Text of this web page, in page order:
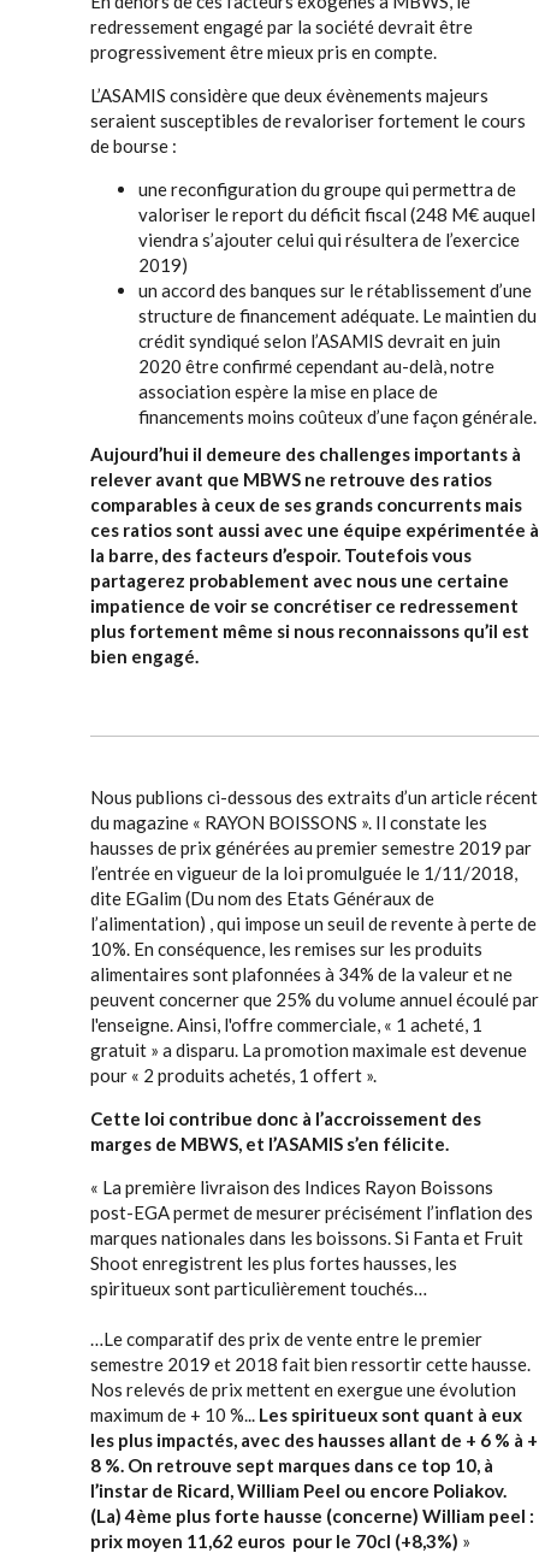
redressement engagé par la société devrait être
progressivement être mieux pris en compte.
L’ASAMIS considère que deux évènements majeurs
seraient susceptibles de revaloriser fortement le cours
de bourse :
une reconfiguration du groupe qui permettra de
valoriser le report du déficit fiscal (248 M€ auquel
viendra s’ajouter celui qui résultera de l’exercice
2019)
un accord des banques sur le rétablissement d’une
structure de financement adéquate. Le maintien du
crédit syndiqué selon l’ASAMIS devrait en juin
2020 être confirmé cependant au-delà, notre
association espère la mise en place de
financements moins coûteux d’une façon générale.
Aujourd’hui il demeure des challenges importants à
relever avant que MBWS ne retrouve des ratios
comparables à ceux de ses grands concurrents mais
ces ratios sont aussi avec une équipe expérimentée à
la barre, des facteurs d’espoir. Toutefois vous
partagerez probablement avec nous une certaine
impatience de voir se concrétiser ce redressement
plus fortement même si nous reconnaissons qu’il est
bien engagé.
Nous publions ci-dessous des extraits d’un article récent
du magazine « RAYON BOISSONS ». Il constate les
hausses de prix générées au premier semestre 2019 par
l’entrée en vigueur de la loi promulguée le 1/11/2018,
dite EGalim (Du nom des Etats Généraux de
l’alimentation) , qui impose un seuil de revente à perte de
10%. En conséquence, les remises sur les produits
alimentaires sont plafonnées à 34% de la valeur et ne
peuvent concerner que 25% du volume annuel écoulé par
l'enseigne. Ainsi, l'offre commerciale, « 1 acheté, 1
gratuit » a disparu. La promotion maximale est devenue
pour « 2 produits achetés, 1 offert ».
Cette loi contribue donc à l’accroissement des
marges de MBWS, et l’ASAMIS s’en félicite.
« La première livraison des Indices Rayon Boissons
post-EGA permet de mesurer précisément l’inflation des
marques nationales dans les boissons. Si Fanta et Fruit
Shoot enregistrent les plus fortes hausses, les
spiritueux sont particulièrement touchés…
…Le comparatif des prix de vente entre le premier
semestre 2019 et 2018 fait bien ressortir cette hausse.
Nos relevés de prix mettent en exergue une évolution
maximum de + 10 %... Les spiritueux sont quant à eux
les plus impactés, avec des hausses allant de + 6 % à +
8 %. On retrouve sept marques dans ce top 10, à
l’instar de Ricard, William Peel ou encore Poliakov.
(La) 4ème plus forte hausse (concerne) William peel :
prix moyen 11,62 euros pour le 70cl (+8,3%) »